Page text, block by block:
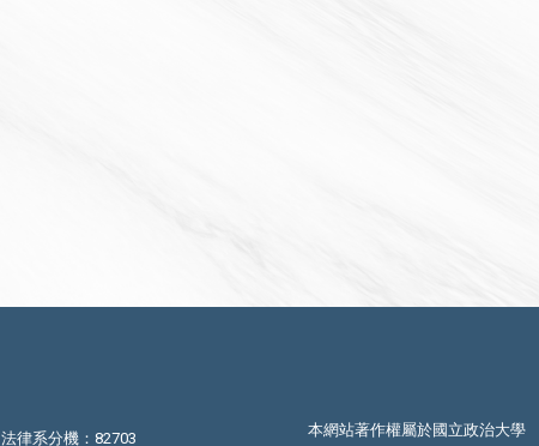
律系分機：82703 本網站著作權屬於國立政治大